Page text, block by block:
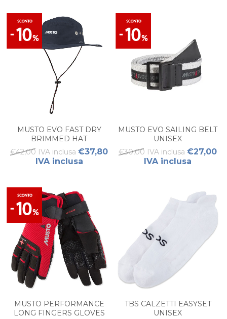
MUSTO EVO FAST DRY
BRIMMED HAT
€42,00 IVA inclusa €37,80
IVA inclusa
MUSTO EVO SAILING BELT
UNISEX
€30,00 IVA inclusa €27,00
IVA inclusa
MUSTO PERFORMANCE
LONG FINGERS GLOVES
TBS CALZETTI EASYSET
UNISEX